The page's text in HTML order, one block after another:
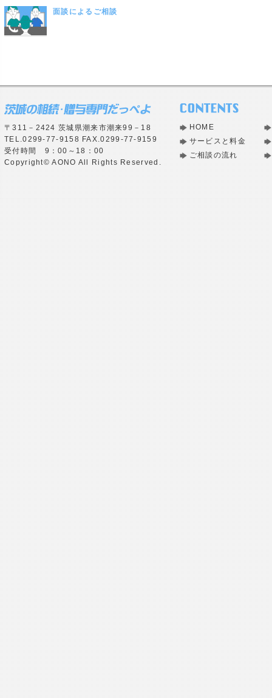
面談によるご相談
〒311－2424 茨城県潮来市潮来99－18
TEL.0299-77-9158 FAX.0299-77-9159
受付時間 9：00～18：00
Copyright© AONO All Rights Reserved.
HOME
サービスと料金
ご相談の流れ